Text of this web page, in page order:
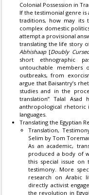
Colonial Possession in
If the testimonial genre
traditions, how may its
complex domestic
attempt a provisional
translating the life story
Abhishaap [Doubly
short ethnographic
untouchable
outbreaks, from
argue that Baisantry’s
studies and in the
translation” Talal Asad
anthropological rhetoric
languages.
Translating the Egyptian
Translation,
Selim by Tom
As an academic,
produced a body of
this special issue on
testimony. More
research on Arabic
directly activist
the revolution in